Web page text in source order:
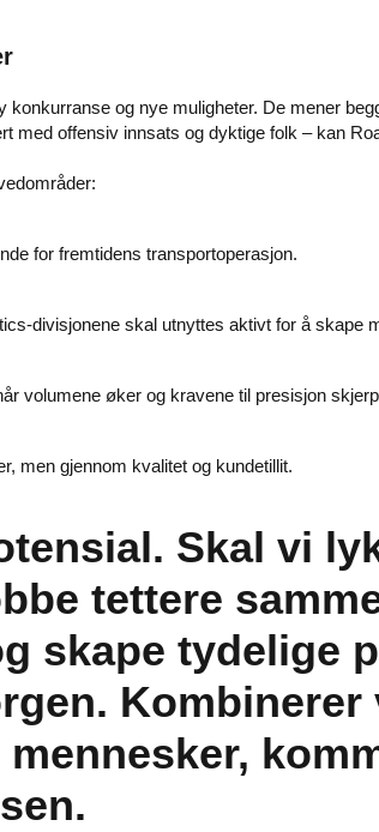
og nye muligheter. De mener
med offensiv innsats og dyktige folk – kan
for fremtidens transportoperasjon.
divisjonene skal utnyttes aktivt for å skape
volumene øker og kravene til presisjon
men gjennom kvalitet og kundetillit.
Skal vi
tettere
skape tydelige
Kombinerer